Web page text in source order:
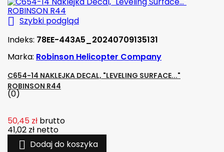
 Szybki podgląd
Indeks: 78EE-443A5_20240709135131
Marka: Robinson Helicopter Company
C654-14 NAKLEJKA DECAL, "LEVELING SURFACE..."
ROBINSON R44
(0)
50,45 zł brutto
41,02 zł netto
 Dodaj do koszyka